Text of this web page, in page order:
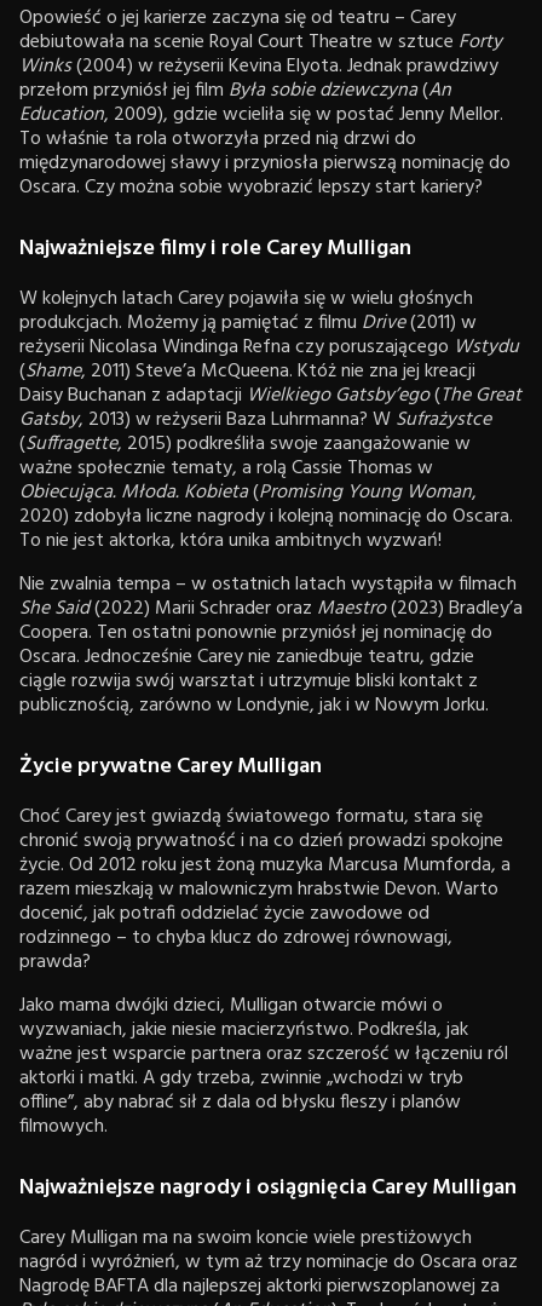
Opowieść o jej karierze zaczyna się od teatru – Carey
debiutowała na scenie Royal Court Theatre w sztuce Forty
Winks(2004) w reżyserii Kevina Elyota. Jednak prawdziwy
przełom przyniósł jej film Była sobie dziewczyna(An
Education, 2009), gdzie wcieliła się w postać Jenny Mellor.
To właśnie ta rola otworzyła przed nią drzwi do
międzynarodowej sławy i przyniosła pierwszą nominację do
Oscara. Czy można sobie wyobrazić lepszy start kariery?
Najważniejsze filmy i role Carey Mulligan
W kolejnych latach Carey pojawiła się w wielu głośnych
produkcjach. Możemy ją pamiętać z filmu Drive(2011) w
reżyserii Nicolasa Windinga Refna czy poruszającego Wstydu
(Shame, 2011) Steve’a McQueena. Któż nie zna jej kreacji
Daisy Buchanan z adaptacji Wielkiego Gatsby’ego(The Great
Gatsby, 2013) w reżyserii Baza Luhrmanna? WSufrażystce
(Suffragette, 2015) podkreśliła swoje zaangażowanie w
ważne społecznie tematy, a rolą Cassie Thomas w
Obiecująca. Młoda. Kobieta(Promising Young Woman,
2020) zdobyła liczne nagrody i kolejną nominację do Oscara.
To nie jest aktorka, która unika ambitnych wyzwań!
Nie zwalnia tempa – w ostatnich latach wystąpiła w filmach
She Said(2022) Marii Schrader oraz Maestro(2023) Bradley’a
Coopera. Ten ostatni ponownie przyniósł jej nominację do
Oscara. Jednocześnie Carey nie zaniedbuje teatru, gdzie
ciągle rozwija swój warsztat i utrzymuje bliski kontakt z
publicznością, zarówno w Londynie, jak i w Nowym Jorku.
Życie prywatne Carey Mulligan
Choć Carey jest gwiazdą światowego formatu, stara się
chronić swoją prywatność i na co dzień prowadzi spokojne
życie. Od 2012 roku jest żoną muzyka Marcusa Mumforda, a
razem mieszkają w malowniczym hrabstwie Devon. Warto
docenić, jak potrafi oddzielać życie zawodowe od
rodzinnego – to chyba klucz do zdrowej równowagi,
prawda?
Jako mama dwójki dzieci, Mulligan otwarcie mówi o
wyzwaniach, jakie niesie macierzyństwo. Podkreśla, jak
ważne jest wsparcie partnera oraz szczerość w łączeniu ról
aktorki i matki. A gdy trzeba, zwinnie „wchodzi w tryb
offline”, aby nabrać sił z dala od błysku fleszy i planów
filmowych.
Najważniejsze nagrody i osiągnięcia Carey Mulligan
Carey Mulligan ma na swoim koncie wiele prestiżowych
nagród i wyróżnień, w tym aż trzy nominacje do Oscara oraz
Nagrodę BAFTA dla najlepszej aktorki pierwszoplanowej za